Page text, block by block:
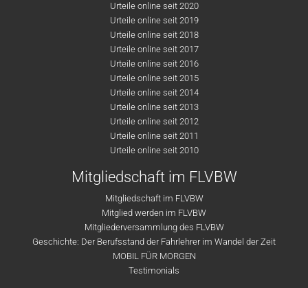
Urteile online seit 2020
Urteile online seit 2019
Urteile online seit 2018
Urteile online seit 2017
Urteile online seit 2016
Urteile online seit 2015
Urteile online seit 2014
Urteile online seit 2013
Urteile online seit 2012
Urteile online seit 2011
Urteile online seit 2010
Mitgliedschaft im FLVBW
Mitgliedschaft im FLVBW
Mitglied werden im FLVBW
Mitgliederversammlung des FLVBW
Geschichte: Der Berufsstand der Fahrlehrer im Wandel der Zeit
MOBIL FÜR MORGEN
Testimonials